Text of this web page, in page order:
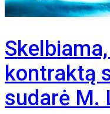
kontraktą
sudarė M.